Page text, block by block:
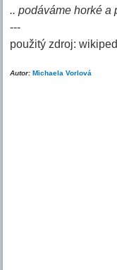
.. podáváme horké a
---
použitý zdroj:
Autor:Michaela Vorlová